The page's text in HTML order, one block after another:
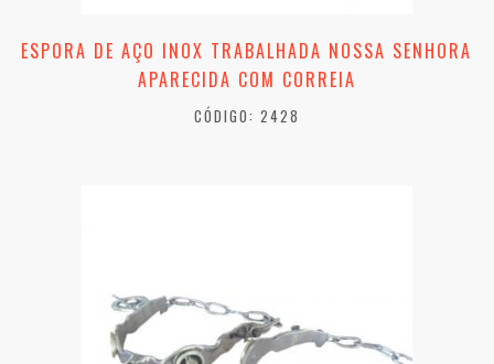
ESPORA DE AÇO INOX TRABALHADA NOSSA SENHORA
APARECIDA COM CORREIA
CÓDIGO: 2428